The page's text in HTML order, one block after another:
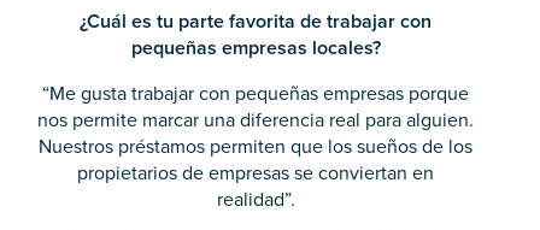
¿Cuál es tu parte favorita de trabajar con
pequeñas empresas locales?
“Me gusta trabajar con pequeñas empresas porque
nos permite marcar una diferencia real para alguien.
Nuestros préstamos permiten que los sueños de los
propietarios de empresas se conviertan en
realidad”.